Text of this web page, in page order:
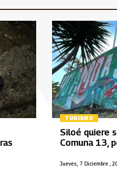
TURISMO
Jueves, 7 Diciembre ,
Siloé quiere
Comuna 13,